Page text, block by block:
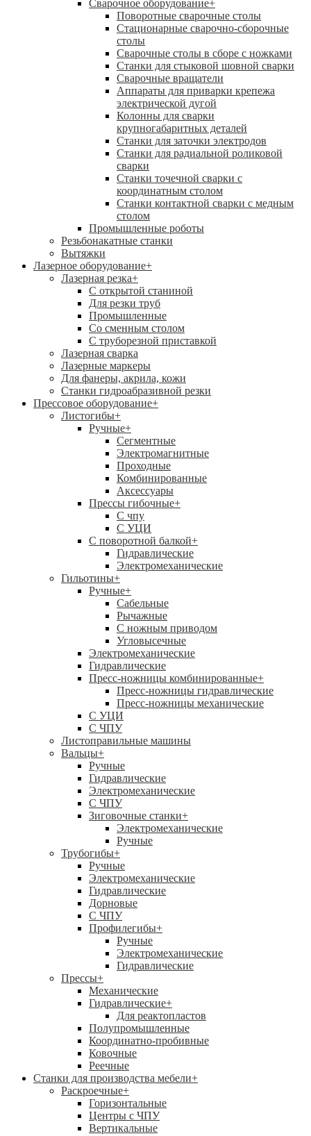
Сварочное оборудование+
Поворотные сварочные столы
Стационарные сварочно-сборочные
столы
Сварочные столы в сборе с ножками
Станки для стыковой шовной сварки
Сварочные вращатели
Аппараты для приварки крепежа
электрической дугой
Колонны для сварки
крупногабаритных деталей
Станки для заточки электродов
Станки для радиальной роликовой
сварки
Станки точечной сварки с
координатным столом
Станки контактной сварки с медным
столом
Промышленные роботы
Резьбонакатные станки
Вытяжки
Лазерное оборудование+
Лазерная резка+
С открытой станиной
Для резки труб
Промышленные
Со сменным столом
С труборезной приставкой
Лазерная сварка
Лазерные маркеры
Для фанеры, акрила, кожи
Станки гидроабразивной резки
Прессовое оборудование+
Листогибы+
Ручные+
Сегментные
Электромагнитные
Проходные
Комбинированные
Аксессуары
Прессы гибочные+
C чпу
С УЦИ
С поворотной балкой+
Гидравлические
Электромеханические
Гильотины+
Ручные+
Сабельные
Рычажные
С ножным приводом
Угловысечные
Электромеханические
Гидравлические
Пресс-ножницы комбинированные+
Пресс-ножницы гидравлические
Пресс-ножницы механические
С УЦИ
С ЧПУ
Листоправильные машины
Вальцы+
Ручные
Гидравлические
Электромеханические
С ЧПУ
Зиговочные станки+
Электромеханические
Ручные
Трубогибы+
Ручные
Электромеханические
Гидравлические
Дорновые
С ЧПУ
Профилегибы+
Ручные
Электромеханические
Гидравлические
Прессы+
Механические
Гидравлические+
Для реактопластов
Полупромышленные
Координатно-пробивные
Ковочные
Реечные
Станки для производства мебели+
Раскроечные+
Горизонтальные
Центры с ЧПУ
Вертикальные